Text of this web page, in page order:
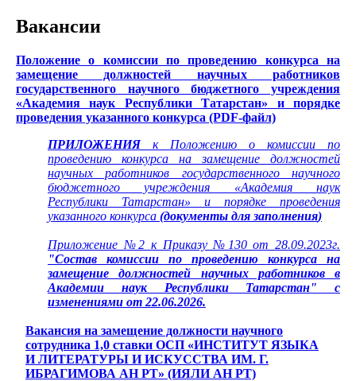
Вакансии
Положение о комиссии по проведению конкурса на
замещение должностей научных работников
государственного научного бюджетного учреждения
«Академия наук Республики Татарстан» и порядке
проведения указанного конкурса (PDF-файл)
ПРИЛОЖЕНИЯ к Положению о комиссии по
проведению конкурса на замещение должностей
научных работников государственного научного
бюджетного учреждения «Академия наук
Республики Татарстан» и порядке проведения
указанного конкурса (документы для заполнения)
Приложение №2 к Приказу №130 от 28.09.2023г.
"Состав комиссии по проведению конкурса на
замещение должностей научных работников в
Академии наук Республики Татарстан"
с
изменениями от 22.06.2026.
Вакансия на замещение должности научного
сотрудника 1,0 ставки ОСП «ИНСТИТУТ ЯЗЫКА
И ЛИТЕРАТУРЫ И ИСКУССТВА ИМ. Г.
ИБРАГИМОВА АН РТ» (ИЯЛИ АН РТ)